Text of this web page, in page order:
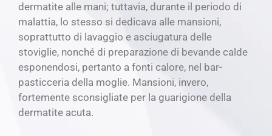
dermatite alle mani; tuttavia, durante il periodo di
malattia, lo stesso si dedicava alle mansioni,
soprattutto di lavaggio e asciugatura delle
stoviglie, nonché di preparazione di bevande calde
esponendosi, pertanto a fonti calore, nel bar-
pasticceria della moglie. Mansioni, invero,
fortemente sconsigliate per la guarigione della
dermatite acuta.